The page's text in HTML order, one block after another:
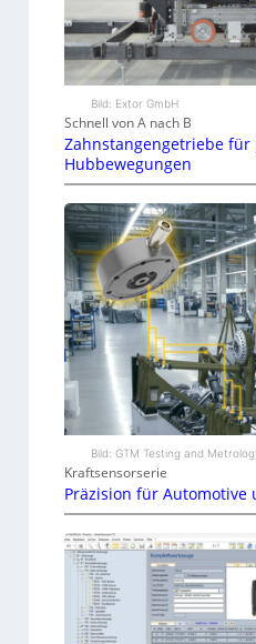
Bild: Extor GmbH
Schnell von A nach B
Zahnstangengetriebe für
Hubbewegungen
Bild: GTM Testing and
Kraftsensorserie
Präzision für Automotive